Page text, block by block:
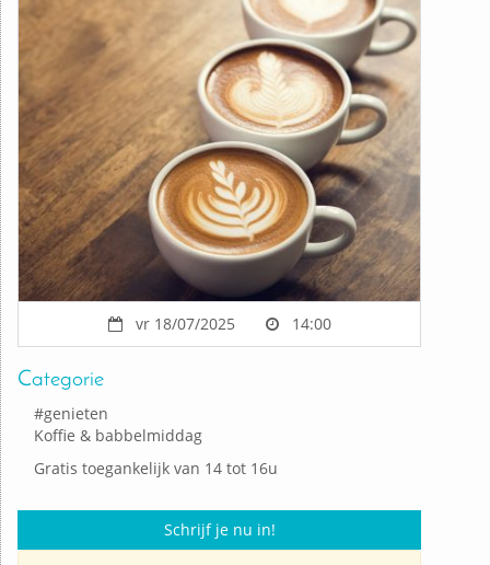
vr 18/07/2025 14:00
Categorie
#genieten
Koffie & babbelmiddag
Gratis toegankelijk van 14 tot 16u
Schrijf je nu in!